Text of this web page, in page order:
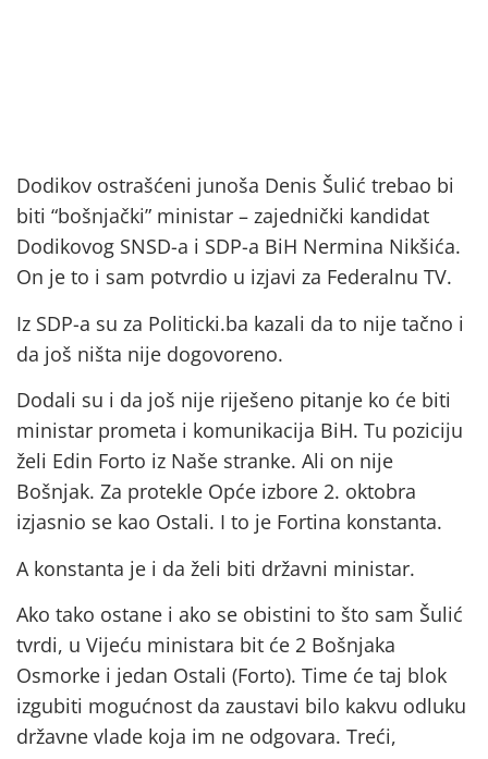
Dodikov ostrašćeni junoša Denis Šulić trebao bi
biti “bošnjački” ministar – zajednički kandidat
Dodikovog SNSD-a i SDP-a BiH Nermina Nikšića.
On je to i sam potvrdio u izjavi za Federalnu TV.
Iz SDP-a su za Politicki.ba kazali da to nije tačno i
da još ništa nije dogovoreno.
Dodali su i da još nije riješeno pitanje ko će biti
ministar prometa i komunikacija BiH. Tu poziciju
želi Edin Forto iz Naše stranke. Ali on nije
Bošnjak. Za protekle Opće izbore 2. oktobra
izjasnio se kao Ostali. I to je Fortina konstanta.
A konstanta je i da želi biti državni ministar.
Ako tako ostane i ako se obistini to što sam Šulić
tvrdi, u Vijeću ministara bit će 2 Bošnjaka
Osmorke i jedan Ostali (Forto). Time će taj blok
izgubiti mogućnost da zaustavi bilo kakvu odluku
državne vlade koja im ne odgovara. Treći,